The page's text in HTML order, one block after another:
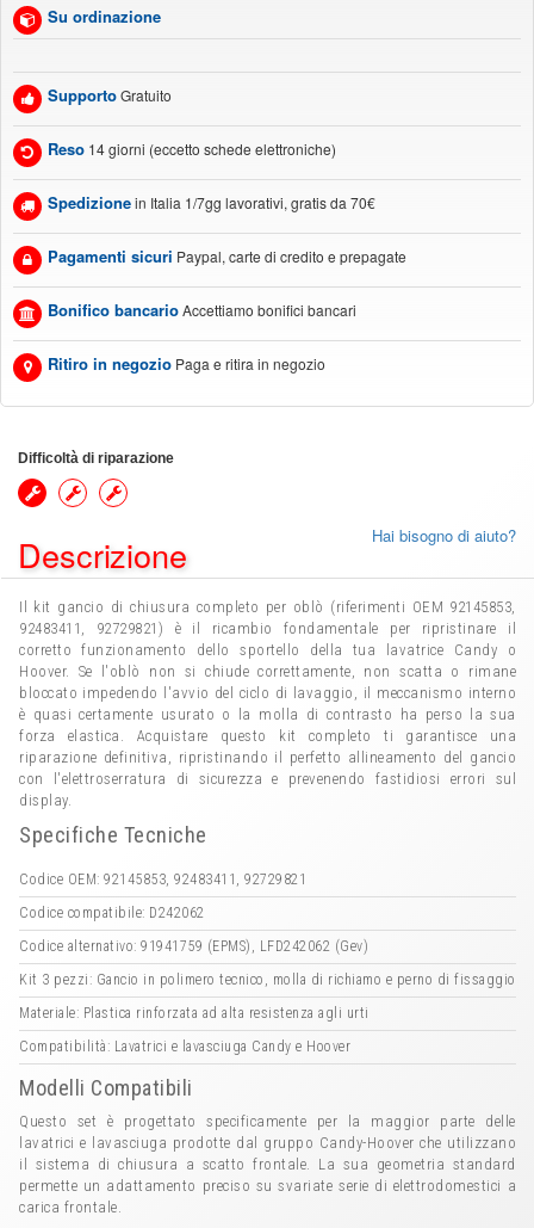
Su ordinazione
SupportoGratuito
Reso 14 giorni (eccetto schede elettroniche)
Spedizionein Italia 1/7gg lavorativi, gratis da 70€
Pagamenti sicuri Paypal, carte di credito e prepagate
Bonifico bancarioAccettiamo bonifici bancari
Ritiro in negozio Paga e ritira in negozio
Difficoltà di riparazione
Hai bisogno di aiuto?
Descrizione
Il kit gancio di chiusura completo per oblò (riferimenti OEM 92145853,
92483411, 92729821) è il ricambio fondamentale per ripristinare il
corretto funzionamento dello sportello della tua lavatrice Candy o
Hoover. Se l'oblò non si chiude correttamente, non scatta o rimane
bloccato impedendo l'avvio del ciclo di lavaggio, il meccanismo interno
è quasi certamente usurato o la molla di contrasto ha perso la sua
forza elastica. Acquistare questo kit completo ti garantisce una
riparazione definitiva, ripristinando il perfetto allineamento del gancio
con l'elettroserratura di sicurezza e prevenendo fastidiosi errori sul
display.
Specifiche Tecniche
Codice OEM: 92145853, 92483411, 92729821
Codice compatibile: D242062
Codice alternativo: 91941759 (EPMS), LFD242062 (Gev)
Kit 3 pezzi: Gancio in polimero tecnico, molla di richiamo e perno di fissaggio
Materiale: Plastica rinforzata ad alta resistenza agli urti
Compatibilità: Lavatrici e lavasciuga Candy e Hoover
Modelli Compatibili
Questo set è progettato specificamente per la maggior parte delle
lavatrici e lavasciuga prodotte dal gruppo Candy-Hoover che utilizzano
il sistema di chiusura a scatto frontale. La sua geometria standard
permette un adattamento preciso su svariate serie di elettrodomestici a
carica frontale.